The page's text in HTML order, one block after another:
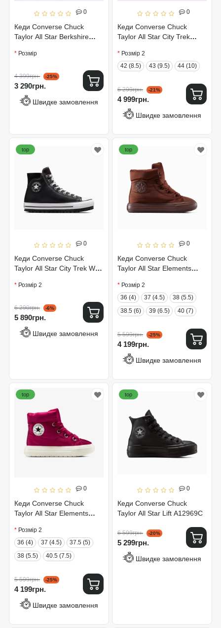
0
Кеди Converse Chuck
Taylor All Star Berkshire
Розмір
4 399грн. -25%
3 290грн.
Швидке замовлення
0
Кеди Converse Chuck
Taylor All Star City Trek
Розмір 2
42 (8.5)
43 (9.5) 44 (10)
6 299грн. -21%
4 999грн.
Швидке замовлення
0
Кеди Converse Chuck
Taylor All Star City Trek WP
top
Розмір 2
6 290грн. -6%
5 890грн.
Швидке замовлення
0
Кеди Converse Chuck
Taylor All Star Elements
top
Розмір 2
36 (4)
37 (4.5)
38 (5.5)
38.5 (6)
39 (6.5) 40 (7)
5 599грн. -25%
4 199грн.
Швидке замовлення
0
Кеди Converse Chuck
Taylor All Star Elements
top
Розмір 2
36 (4)
37 (4.5)
37.5 (5)
38 (5.5)
40.5 (7.5)
5 599грн. -25%
4 199грн.
Швидке замовлення
0
Кеди Converse Chuck
Taylor All Star Lift A12969C
top
6 599грн. -20%
5 299грн.
Швидке замовлення